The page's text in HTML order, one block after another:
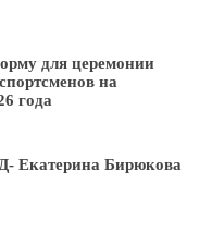
для церемонии
на
года
Бирюкова